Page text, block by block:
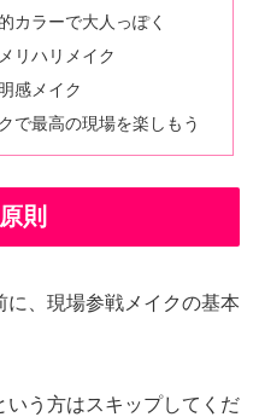
カラーで大人っぽく
リハリメイク
感メイク
で最高の現場を楽しもう
則
に、現場参戦メイクの基本
いう方はスキップしてくだ